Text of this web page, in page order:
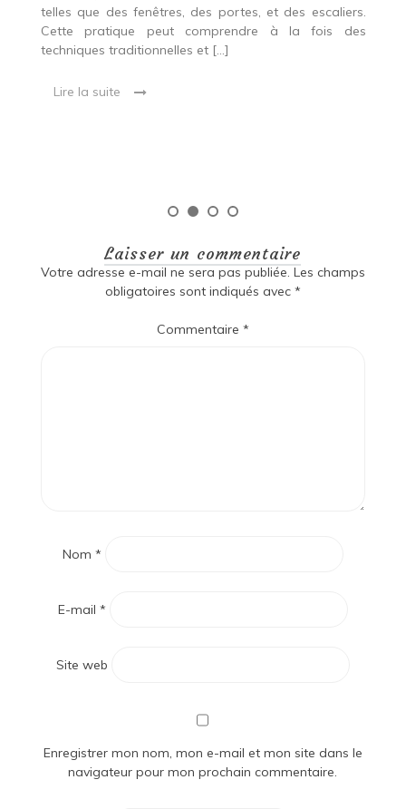
telles que des fenêtres, des portes, et des escaliers.
Cette pratique peut comprendre à la fois des
techniques traditionnelles et […]
Lire la suite
Laisser un commentaire
Votre adresse e-mail ne sera pas publiée. Les champs
obligatoires sont indiqués avec *
Commentaire *
Nom *
E-mail *
Site web
Enregistrer mon nom, mon e-mail et mon site dans le
navigateur pour mon prochain commentaire.